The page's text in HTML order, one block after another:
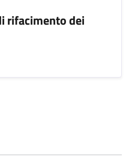
rifacimento dei